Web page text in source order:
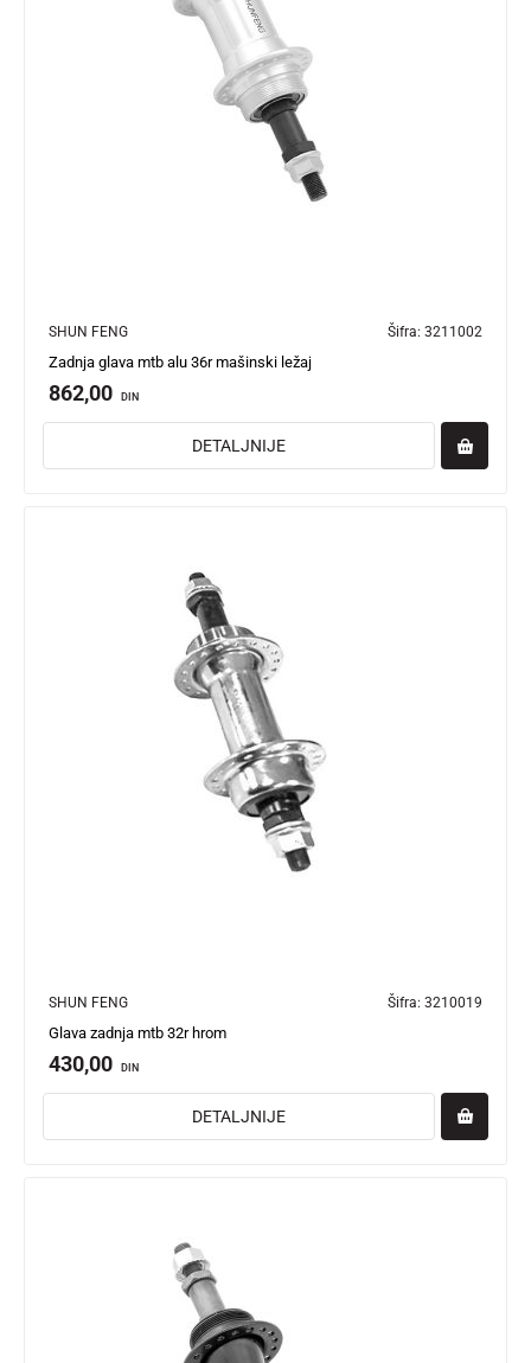
SHUN FENG Šifra: 3211002
Zadnja glava mtb alu 36r mašinski ležaj
862,00 DIN
DETALJNIJE
SHUN FENG Šifra: 3210019
Glava zadnja mtb 32r hrom
430,00 DIN
DETALJNIJE